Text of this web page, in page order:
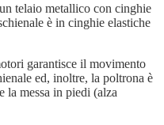
telaio metallico con cinghie
è in cinghie elastiche
garantisce il movimento
ed, inoltre, la poltrona è
la messa in piedi (alza